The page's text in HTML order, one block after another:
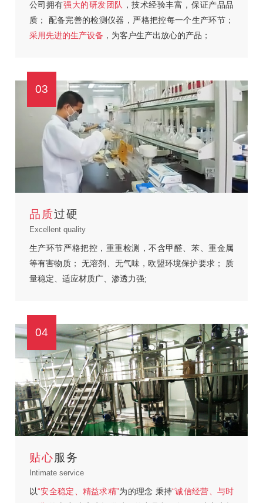
公司拥有强大的研发团队 ，技术经验丰富，保证产品品
质；
配备完善的检测仪器，严格把控每一个生产环节；
采用先进的生产设备 ，为客户生产出放心的产品；
03
品质过硬
Excellent quality
生产环节严格把控，重重检测，不含甲醛、苯、重金属
等有害物质；
无溶剂、无气味，欧盟环境保护要求；
质
量稳定、适应材质广、渗透力强;
04
贴心服务
Intimate service
以“安全稳定、精益求精”为的理念 秉持“诚信经营、与时